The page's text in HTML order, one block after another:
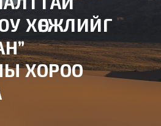
ХӨГЖЛИЙГ
ХОРОО